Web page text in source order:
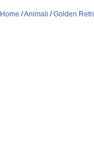
Home /Animali /Golden